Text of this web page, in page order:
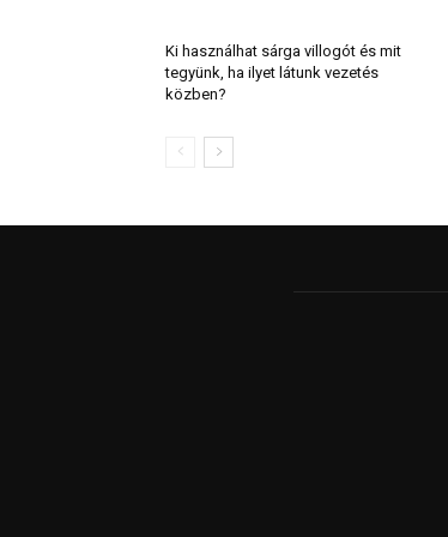
Ki használhat sárga villogót és mit
tegyünk, ha ilyet látunk vezetés
közben?